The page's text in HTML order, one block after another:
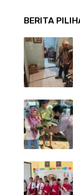
BERITA